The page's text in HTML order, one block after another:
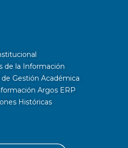
de la Información
Gestión Académica
Argos ERP
Históricas